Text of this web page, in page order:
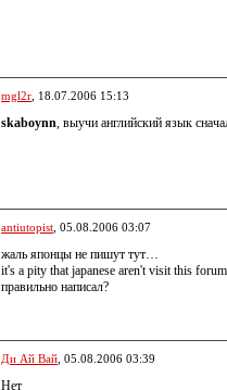
mgl2r , 18.07.2006 15:13
skaboynn, выучи английский язык
antiutopist , 05.08.2006 03:07
жаль японцы не пишут тут…
it's a pity that japanese aren't visit this
правильно написал?
Ди Ай Вай , 05.08.2006 03:39
Нет